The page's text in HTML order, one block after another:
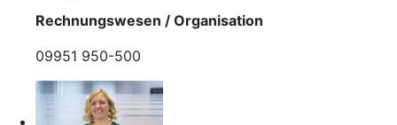
Rechnungswesen / Organisation
09951 950-500